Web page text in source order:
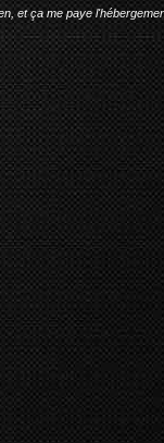
et ça me paye